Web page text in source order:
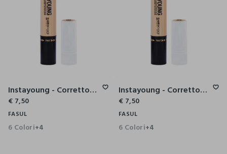
Instayoung - Correttore Anti-Age
€ 7,50
FASUL
6 Colori+4
Instayoung - Correttore Anti-Age
€ 7,50
FASUL
6 Colori+4